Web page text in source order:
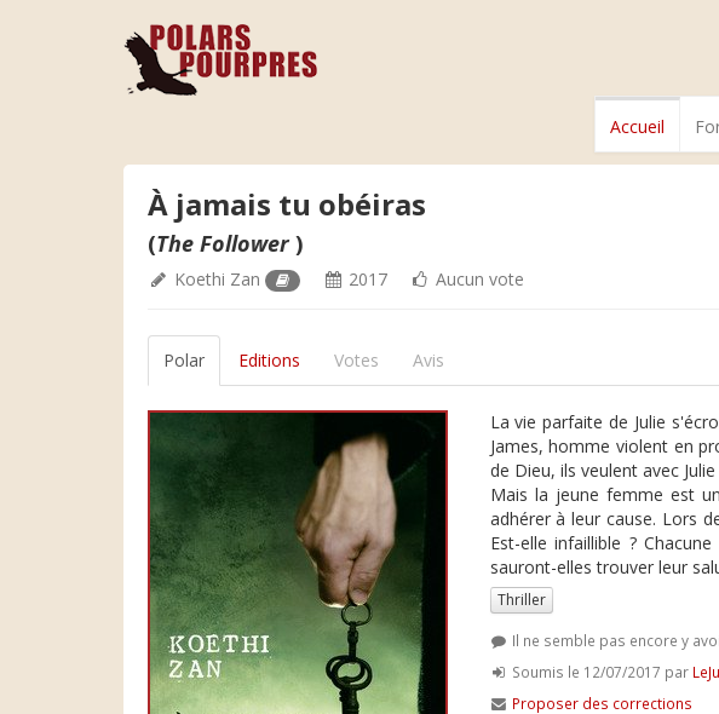
Accueil
À jamais tu obéiras
(The Follower )
Koethi Zan 2017 Aucun vote
Polar Editions Votes Avis
La vie parfaite de Julie
James, homme violent en
de Dieu, ils veulent avec
Mais la jeune femme est
adhérer à leur cause. Lors
Est-elle infaillible ?
sauront-elles trouver leur
Thriller
Il ne semble pas encore y
Soumis le 12/07/2017 par
Proposer des corrections